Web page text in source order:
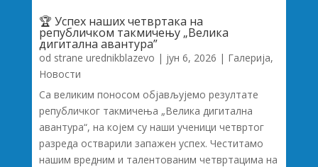
🏆 Успех наших четвртака на
републичком такмичењу „Велика
дигитална авантура”
od strane urednikblazevo | јун 6, 2026 | Галерија,
Новости
Са великим поносом објављујемо резултате
републичког такмичења „Велика дигитална
авантура“, на којем су наши ученици четвртог
разреда остварили запажен успех. Честитамо
нашим вредним и талентованим четвртацима на